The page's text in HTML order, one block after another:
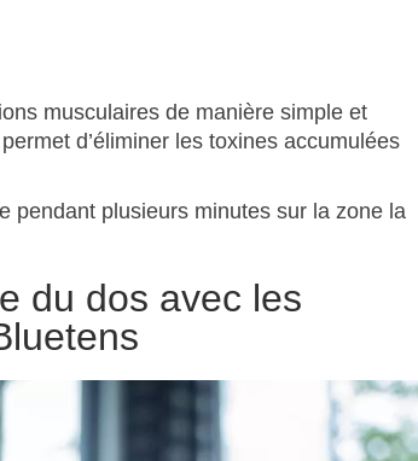
musculaires de manière simple et
d’éliminer les toxines accumulées
pendant plusieurs minutes sur la zone la
du dos avec les